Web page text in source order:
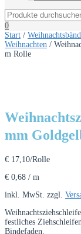
0
Start /
Weihnachten /
m Rolle
mm
€ 17,10/Rolle
€ 0,68 / m
inkl. MwSt. zzgl.
festliches
Bindefaden.